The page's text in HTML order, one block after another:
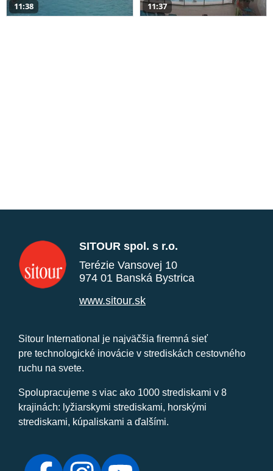
11:38 11:37
SITOUR spol. s r.o.
Terézie Vansovej 10
974 01 Banská Bystrica
www.sitour.sk
Sitour International je najväčšia firemná sieť
pre technologické inovácie v strediskách cestovného
ruchu na svete.
Spolupracujeme s viac ako 1000 strediskami v 8
krajinách: lyžiarskymi strediskami, horskými
strediskami, kúpaliskami a ďalšími.